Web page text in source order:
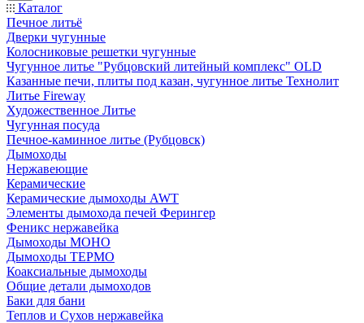
Каталог
Печное литьё
Дверки чугунные
Колосниковые решетки чугунные
Чугунное литье "Рубцовский литейный комплекс" OLD
Казанные печи, плиты под казан, чугунное литье Технолит
Литье Fireway
Художественное Литье
Чугунная посуда
Печное-каминное литье (Рубцовск)
Дымоходы
Нержавеющие
Керамические
Керамические дымоходы AWT
Элементы дымохода печей Ферингер
Феникс нержавейка
Дымоходы МОНО
Дымоходы ТЕРМО
Коаксиальные дымоходы
Общие детали дымоходов
Баки для бани
Теплов и Сухов нержавейка